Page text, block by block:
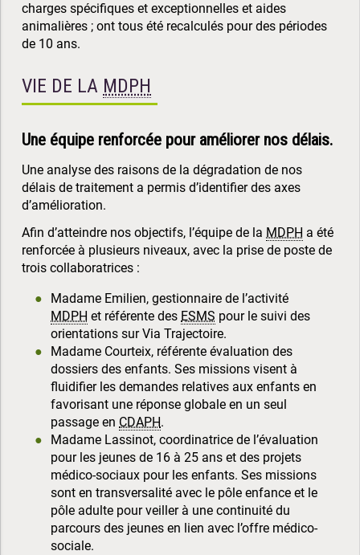
charges spécifiques et exceptionnelles et aides
animalières ; ont tous été recalculés pour des périodes
de 10 ans.
VIE DE LA MDPH
Une équipe renforcée pour améliorer nos délais.
Une analyse des raisons de la dégradation de nos
délais de traitement a permis d’identifier des axes
d’amélioration.
Afin d’atteindre nos objectifs, l’équipe de la MDPH a été
renforcée à plusieurs niveaux, avec la prise de poste de
trois collaboratrices :
Madame Emilien, gestionnaire de l’activité
MDPH et référente des ESMS pour le suivi des
orientations sur Via Trajectoire.
Madame Courteix, référente évaluation des
dossiers des enfants. Ses missions visent à
fluidifier les demandes relatives aux enfants en
favorisant une réponse globale en un seul
passage en CDAPH.
Madame Lassinot, coordinatrice de l’évaluation
pour les jeunes de 16 à 25 ans et des projets
médico-sociaux pour les enfants. Ses missions
sont en transversalité avec le pôle enfance et le
pôle adulte pour veiller à une continuité du
parcours des jeunes en lien avec l’offre médico-
sociale.